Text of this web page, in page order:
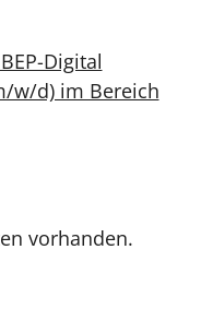
Digital
w/d) im Bereich
vorhanden.